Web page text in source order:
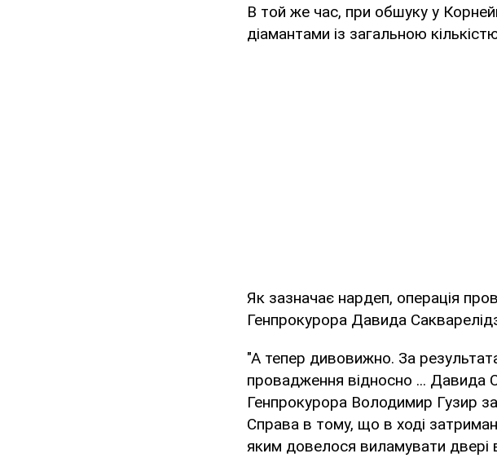
В той же час, при обшуку у
діамантами із загальною
Як зазначає нардеп, операція
Генпрокурора Давида
"А тепер дивовижно. За
провадження відносно ... Давида
Генпрокурора Володимир Гузир
Справа в тому, що в ході
яким довелося виламувати двері